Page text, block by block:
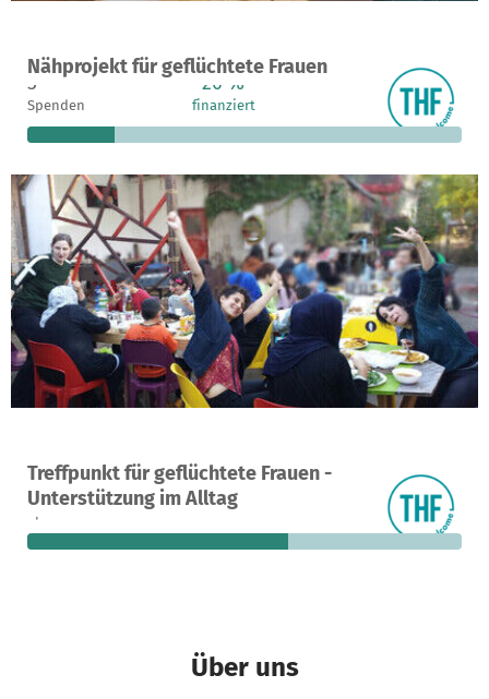
Nähprojekt für geflüchtete Frauen
Ein Projekt in Berlin, Deutschland
3
Spenden
20 %
finanziert
800 €
fehlen noch
Treffpunkt für geflüchtete Frauen -
Unterstützung im Alltag
Ein Projekt in Berlin, Deutschland
33 60 %
finanziert
1.100 €
fehlen noch
Über uns